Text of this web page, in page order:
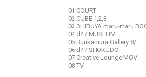
01 COURT
02 CUBE 1,2,3
03 SHIBUYA maru-maru
04 d47 MUSEUM
05 Bunkamura Gallery 8/
06 d47 SHOKUDO
07 Creative Lounge MOV
08 TV